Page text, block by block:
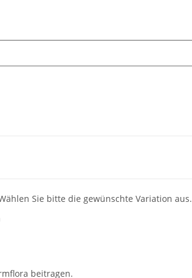
Sie bitte die gewünschte Variation aus.
beitragen.